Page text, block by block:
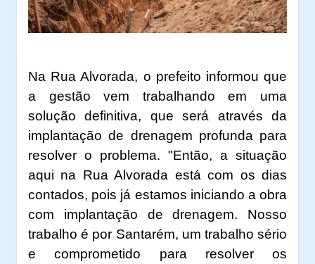
Na Rua Alvorada, o prefeito informou que
a gestão vem trabalhando em uma
solução definitiva, que será através da
implantação de drenagem profunda para
resolver o problema. "Então, a situação
aqui na Rua Alvorada está com os dias
contados, pois já estamos iniciando a obra
com implantação de drenagem. Nosso
trabalho é por Santarém, um trabalho sério
e comprometido para resolver os